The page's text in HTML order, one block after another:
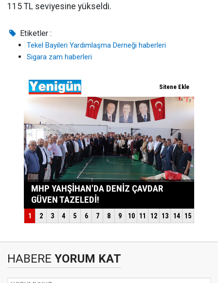
115 TL seviyesine yükseldi.
Etiketler :
Tekel Bayileri Yardımlaşma Derneği haberleri
Sigara zam haberleri
HABERE YORUM KAT